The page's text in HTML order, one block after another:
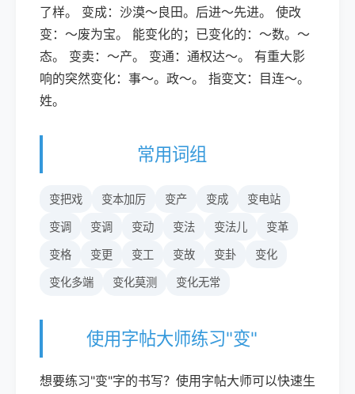
了样。 变成：沙漠～良田。后进～先进。 使改
变：～废为宝。 能变化的；已变化的：～数。～
态。 变卖：～产。 变通：通权达～。 有重大影
响的突然变化：事～。政～。 指变文：目连～。
姓。
常用词组
变把戏 变本加厉 变产 变成 变电站
变调 变调 变动 变法 变法儿 变革
变格 变更 变工 变故 变卦 变化
变化多端 变化莫测 变化无常
使用字帖大师练习"变"
想要练习"变"字的书写？使用字帖大师可以快速生